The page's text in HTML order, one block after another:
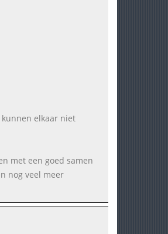
elkaar niet
met een goed samen
nog veel meer